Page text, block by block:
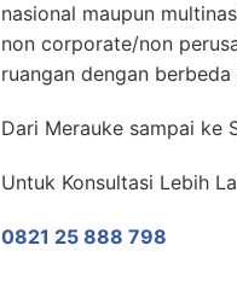
nasional maupun
non corporate/non
ruangan dengan
Dari Merauke sampai ke
Untuk Konsultasi Lebih
0821 25 888 798